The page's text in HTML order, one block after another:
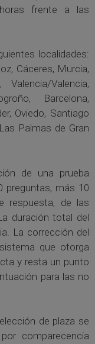
frente a las
localidades:
Cáceres, Murcia,
Valencia,
Barcelona,
Oviedo, Santiago
Palmas de Gran
de una prueba
preguntas, más 10
respuesta, de las
duración total del
La corrección del
que otorga
y resta un punto
para las no
de plaza se
comparecencia